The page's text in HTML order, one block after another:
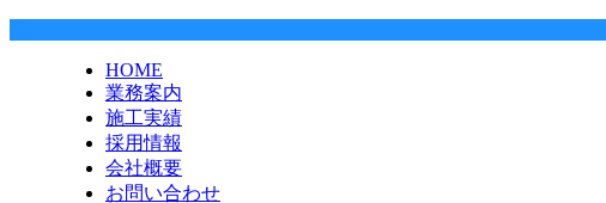
HOME
業務案内
施工実績
採用情報
会社概要
お問い合わせ